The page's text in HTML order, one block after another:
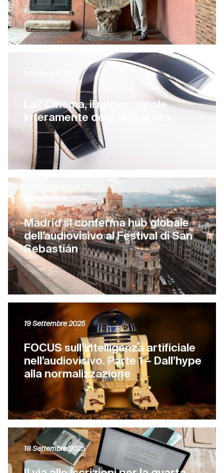
La7 Cinema, il nuovo canale
interamente dedicato ai film
Madrid si conferma hub globale
dell’audiovisivo al Festival di San
Sebastián
22 Settembre 2025
FOCUS sull’intelligenza artificiale
nell’audiovisivo. Parte 1 – Dall’hype
alla normalizzazione
19 Settembre 2025
18 Settembre 2025